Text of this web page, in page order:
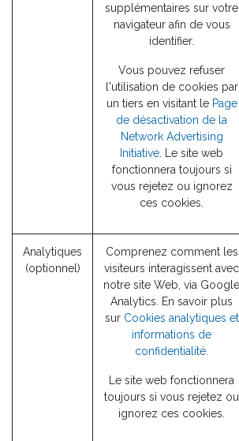
supplémentaires sur votre
navigateur afin de vous
identifier.
Vous pouvez refuser
l'utilisation de cookies par
un tiers en visitant le Page
de désactivation de la
Network Advertising
Initiative . Le site web
fonctionnera toujours si
vous rejetez ou ignorez
ces cookies.
Analytiques
(optionnel)
Comprenez comment les
visiteurs interagissent avec
notre site Web, via Google
Analytics. En savoir plus
sur Cookies analytiques et
informations de
confidentialité.
Le site web fonctionnera
toujours si vous rejetez ou
ignorez ces cookies.